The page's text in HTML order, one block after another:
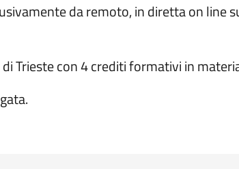
da remoto, in diretta on line
Trieste con 4 crediti formativi in